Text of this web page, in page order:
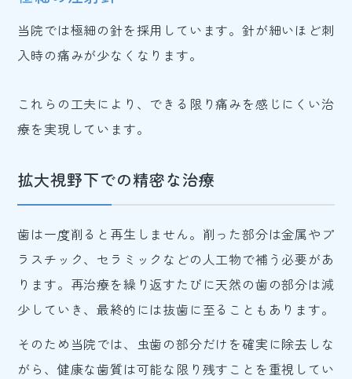
当院では極細の針を採用しています。針が細いほど刺
入時の痛みが少なくなります。
これらの工夫により、できる限り痛みを感じにくい治
療を実現しています。
拡大視野下での精密な治療
歯は一度削ると再生しません。削った部分は金属やプ
ラスチック、セラミックなどの人工物で補う必要があ
ります。再治療を繰り返すたびに天然の歯の部分は減
少していき、最終的には抜歯に至ることもあります。
そのため当院では、虫歯の部分だけを確実に除去しな
がら、健康な歯質は可能な限り残すことを重視してい